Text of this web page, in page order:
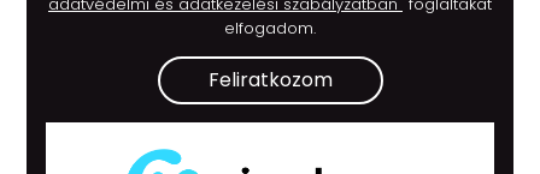
elfogadom.
Feliratkozom